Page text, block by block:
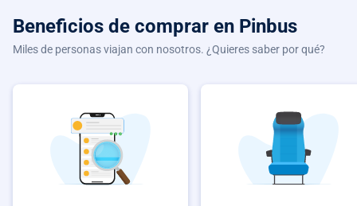
Beneficios de comprar en Pinbus
Miles de personas viajan con nosotros. ¿Quieres saber por qué?